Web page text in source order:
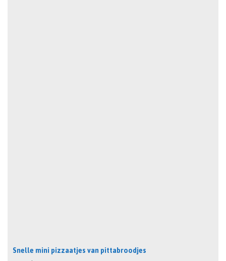
Snelle mini pizzaatjes van pittabroodjes